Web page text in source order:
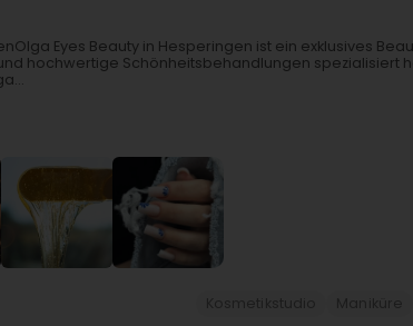
Eyes Beauty in Hesperingen ist ein exklusives
hochwertige Schönheitsbehandlungen spezialisiert